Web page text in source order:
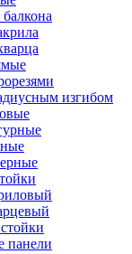
балкона
изгибом
панели